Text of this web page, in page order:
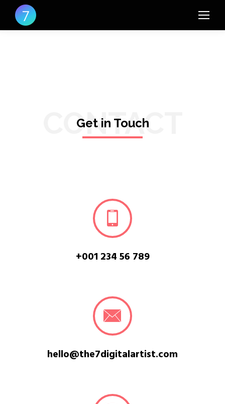
CONTACT
Get in Touch
+001 234 56 789
hello@the7digitalartist.com